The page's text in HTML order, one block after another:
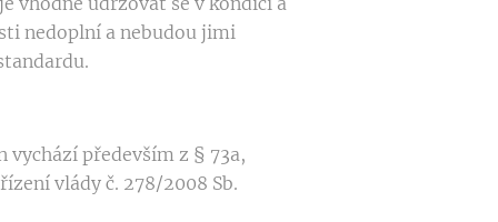
nedoplní a nebudou jimi
vychází především z § 73a,
vlády č. 278/2008 Sb.